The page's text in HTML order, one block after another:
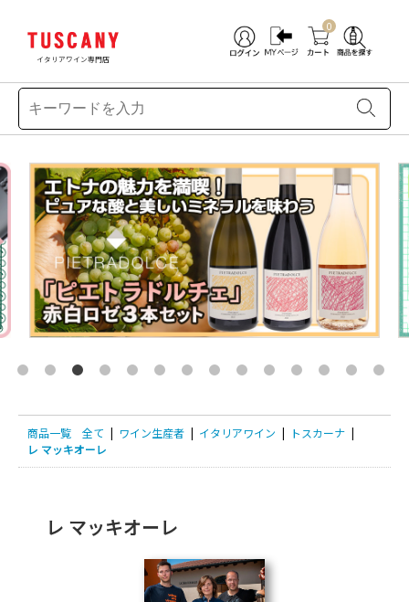
イタリアワイン専門店
0
商品一覧 全て | ワイン生産者 | イタリアワイン | トスカーナ |
レ マッキオーレ
レ マッキオーレ